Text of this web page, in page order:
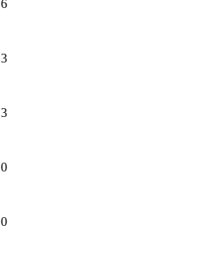
6
3
3
0
0